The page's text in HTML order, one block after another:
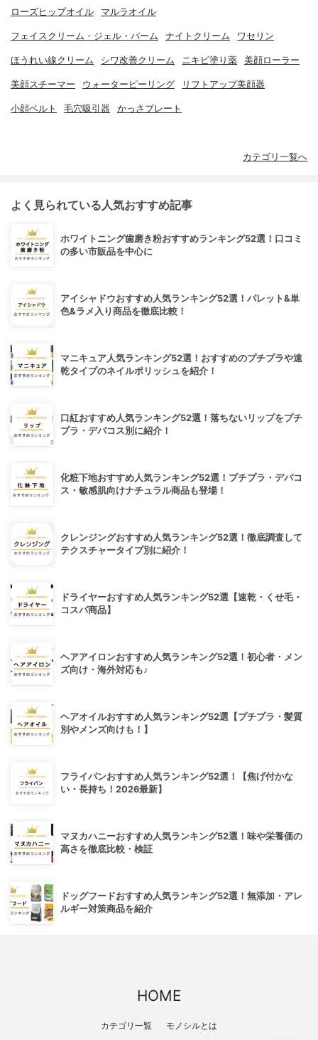
ローズヒップオイル マルラオイル
フェイスクリーム・ジェル・バーム ナイトクリーム ワセリン
ほうれい線クリーム シワ改善クリーム ニキビ塗り薬 美顔ローラー
美顔スチーマー ウォーターピーリング リフトアップ美顔器
小顔ベルト 毛穴吸引器 かっさプレート
カテゴリ一覧へ
よく見られている人気おすすめ記事
ホワイトニング歯磨き粉おすすめランキング52選！口コミ
の多い市販品を中心に
アイシャドウおすすめ人気ランキング52選！パレット&単
色&ラメ入り商品を徹底比較！
マニキュア人気ランキング52選！おすすめのプチプラや速
乾タイプのネイルポリッシュを紹介！
口紅おすすめ人気ランキング52選！落ちないリップをプチ
プラ・デパコス別に紹介！
化粧下地おすすめ人気ランキング52選！プチプラ・デパコ
ス・敏感肌向けナチュラル商品も登場！
クレンジングおすすめ人気ランキング52選！徹底調査して
テクスチャータイプ別に紹介！
ドライヤーおすすめ人気ランキング52選【速乾・くせ毛・
コスパ商品】
ヘアアイロンおすすめ人気ランキング52選！初心者・メン
ズ向け・海外対応も♪
ヘアオイルおすすめ人気ランキング52選【プチプラ・髪質
別やメンズ向けも！】
フライパンおすすめ人気ランキング52選！【焦げ付かな
い・長持ち！2026最新】
マヌカハニーおすすめ人気ランキング52選！味や栄養価の
高さを徹底比較・検証
ドッグフードおすすめ人気ランキング52選！無添加・アレ
ルギー対策商品を紹介
HOME
カテゴリ一覧 モノシルとは